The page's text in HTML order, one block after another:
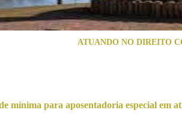
ATUANDO NO DIREITO
mínima para aposentadoria especial em